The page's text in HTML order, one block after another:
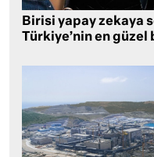
Birisi yapay zekaya
Türkiye’nin en güzel